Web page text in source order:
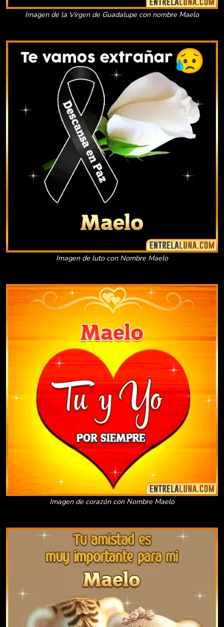
Imagen de la Virgen de Guadalupe con nombre Maelo
Imagen de luto con Nombre Maelo
Imagen de corazón con Nombre Maelo